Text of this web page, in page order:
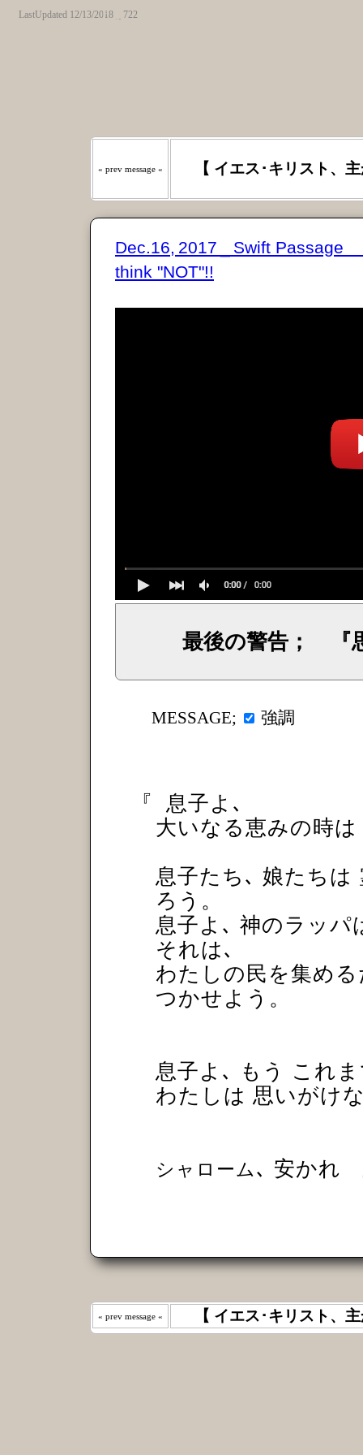
LastUpdated 12/13/2018 _ 722『わたしの羊は わたしの
« prev message « 【 イエス･キリスト、
Dec.16, 2017 _ Swift Passage
think "NOT"!!
最後の警告； 『
MESSAGE; 強調
『
息子よ､
大いなる恵みの時
息子たち､ 娘たちは
ろう。
息子よ､ 神のラッパ
それは､
わたしの民を集め
つかせよう。
息子よ､ もう これ
わたしは 思いがけ
シャローム､ 安かれ
« prev message « 【 イエス･キリスト、